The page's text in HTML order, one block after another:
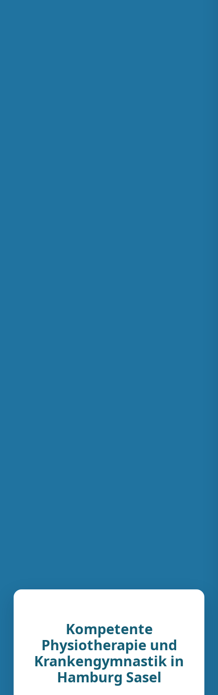
Kompetente
Physiotherapie und
Krankengymnastik in
Hamburg Sasel